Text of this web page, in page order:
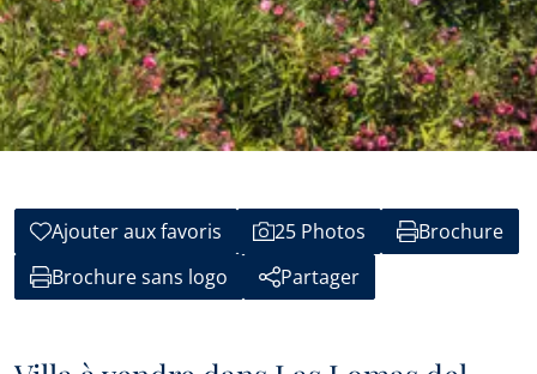
Ajouter aux favoris 25 Photos
Brochure
Brochure sans logo
Partager